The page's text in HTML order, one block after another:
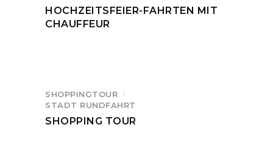
HOCHZEITSFEIER-FAHRTEN MIT
CHAUFFEUR
SHOPPINGTOUR
STADT RUNDFAHRT
SHOPPING TOUR